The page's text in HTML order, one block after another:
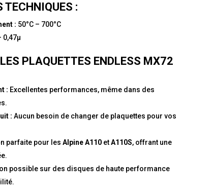
TECHNIQUES :
: 50°C – 700°C
0,47μ
PLAQUETTES ENDLESS MX72
: Excellentes performances, même dans des
: Aucun besoin de changer de plaquettes pour vos
parfaite pour lesAlpine A110 etA110S, offrant une
possible sur des disques de haute performance